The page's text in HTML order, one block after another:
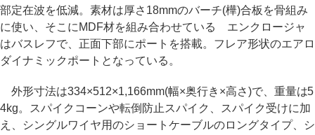
部定在波を低減。素材は厚さ18mmのバーチ(樺)合板を骨組み
に使い、そこにMDF材を組み合わせている エンクロージャ
はバスレフで、正面下部にポートを搭載。フレア形状のエアロ
ダイナミックポートとなっている。
外形寸法は334×512×1,166mm(幅×奥行き×高さ)で、重量は5
4kg。スパイクコーンや転倒防止スパイク、スパイク受けに加
え、シングルワイヤ用のショートケーブルのロングタイプ、シ